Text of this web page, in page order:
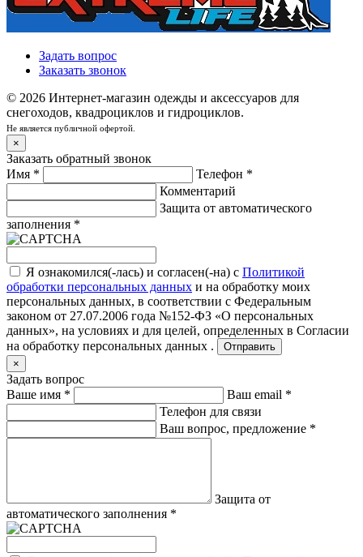
Задать вопрос
Заказать звонок
© 2026 Интернет-магазин одежды и аксессуаров для
снегоходов, квадроциклов и гидроциклов.
Не является публичной офертой.
×
Заказать обратный звонок
Имя * Телефон *
Комментарий
Защита от автоматического
заполнения *
Я ознакомился(-лась) и согласен(-на) с Политикой
обработки персональных данных и на обработку моих
персональных данных, в соответствии с Федеральным
законом от 27.07.2006 года №152-ФЗ «О персональных
данных», на условиях и для целей, определенных в Согласии
на обработку персональных данных .
Отправить
×
Задать вопрос
Ваше имя * Ваш email *
Телефон для связи
Ваш вопрос, предложение *
Защита от
автоматического заполнения *